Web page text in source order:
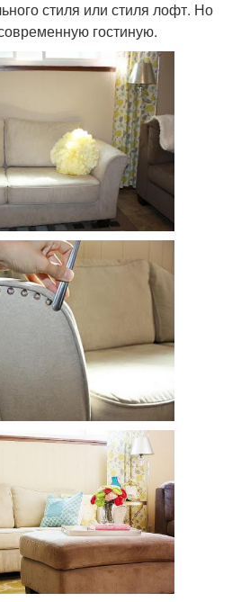
стиля или стиля лофт. Но
гостиную.